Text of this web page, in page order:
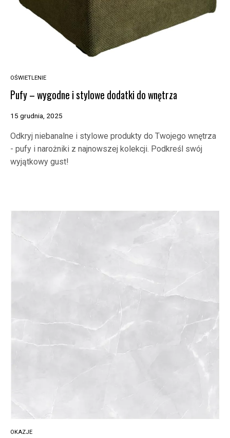
OŚWIETLENIE
Pufy – wygodne i stylowe dodatki do wnętrza
15 grudnia, 2025
Odkryj niebanalne i stylowe produkty do Twojego wnętrza
- pufy i narożniki z najnowszej kolekcji. Podkreśl swój
wyjątkowy gust!
OKAZJE